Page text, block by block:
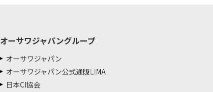
オーサワジャパングループ
オーサワジャパン
オーサワジャパン公式通販LIMA
日本CI協会